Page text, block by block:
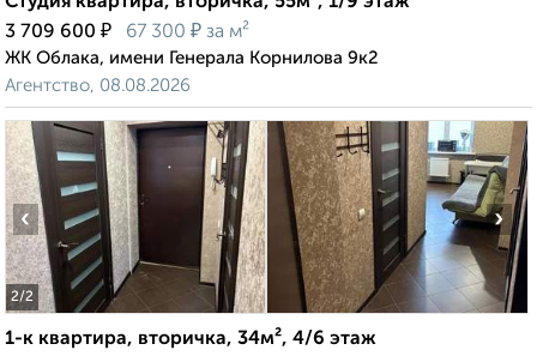
3 709 600 ₽ 67 300 ₽ за м²
ЖК Облака, имени Генерала Корнилова 9к2
Агентство, 08.08.2026
2/2
‹ ›
1-к квартира, вторичка, 34м², 4/6 этаж